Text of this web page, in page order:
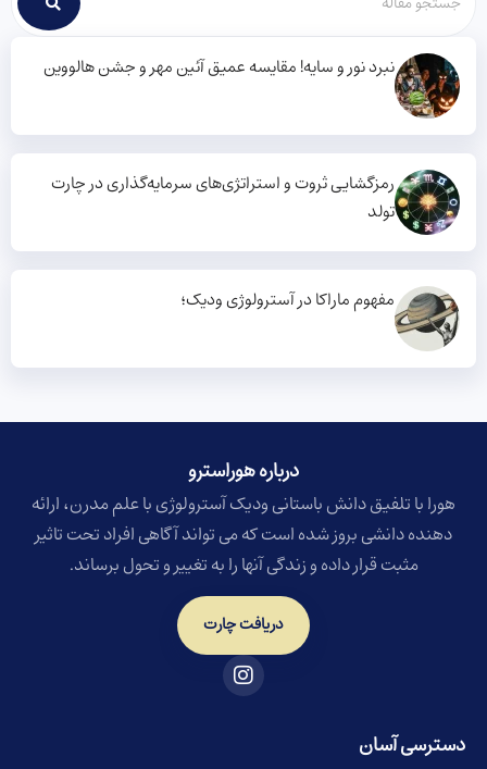
نبرد نور و سایه! مقایسه عمیق آئین مهر و جشن هالووین
رمزگشایی ثروت و استراتژی‌های سرمایه‌گذاری در چارت
تولد
مفهوم ماراکا در آسترولوژی ودیک؛
درباره هوراسترو​
هورا با تلفیق دانش باستانی ودیک آسترولوژی با علم مدرن، ارائه
دهنده دانشی بروز شده است که می تواند آگاهی افراد تحت تاثیر
مثبت قرار داده و زندگی آنها را به تغییر و تحول برساند.
دریافت چارت
دسترسی آسان